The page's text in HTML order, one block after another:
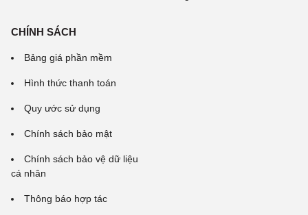
CHÍNH SÁCH
Bảng giá phần mềm
Hình thức thanh toán
Quy ước sử dụng
Chính sách bảo mật
Chính sách bảo vệ dữ liệu
cá nhân
Thông báo hợp tác